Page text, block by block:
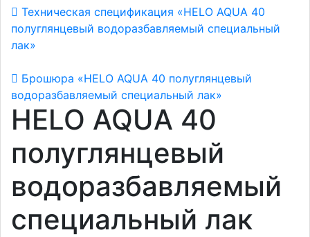
Техническая спецификация «HELO AQUA 40
полуглянцевый водоразбавляемый специальный
лак»
Брошюра «HELO AQUA 40 полуглянцевый
водоразбавляемый специальный лак»
HELO AQUA 40
полуглянцевый
водоразбавляемый
специальный лак